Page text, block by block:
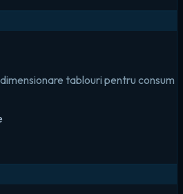
tablouri pentru consum